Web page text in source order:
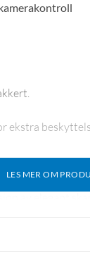
LES MER OM
ekstra
en vakker